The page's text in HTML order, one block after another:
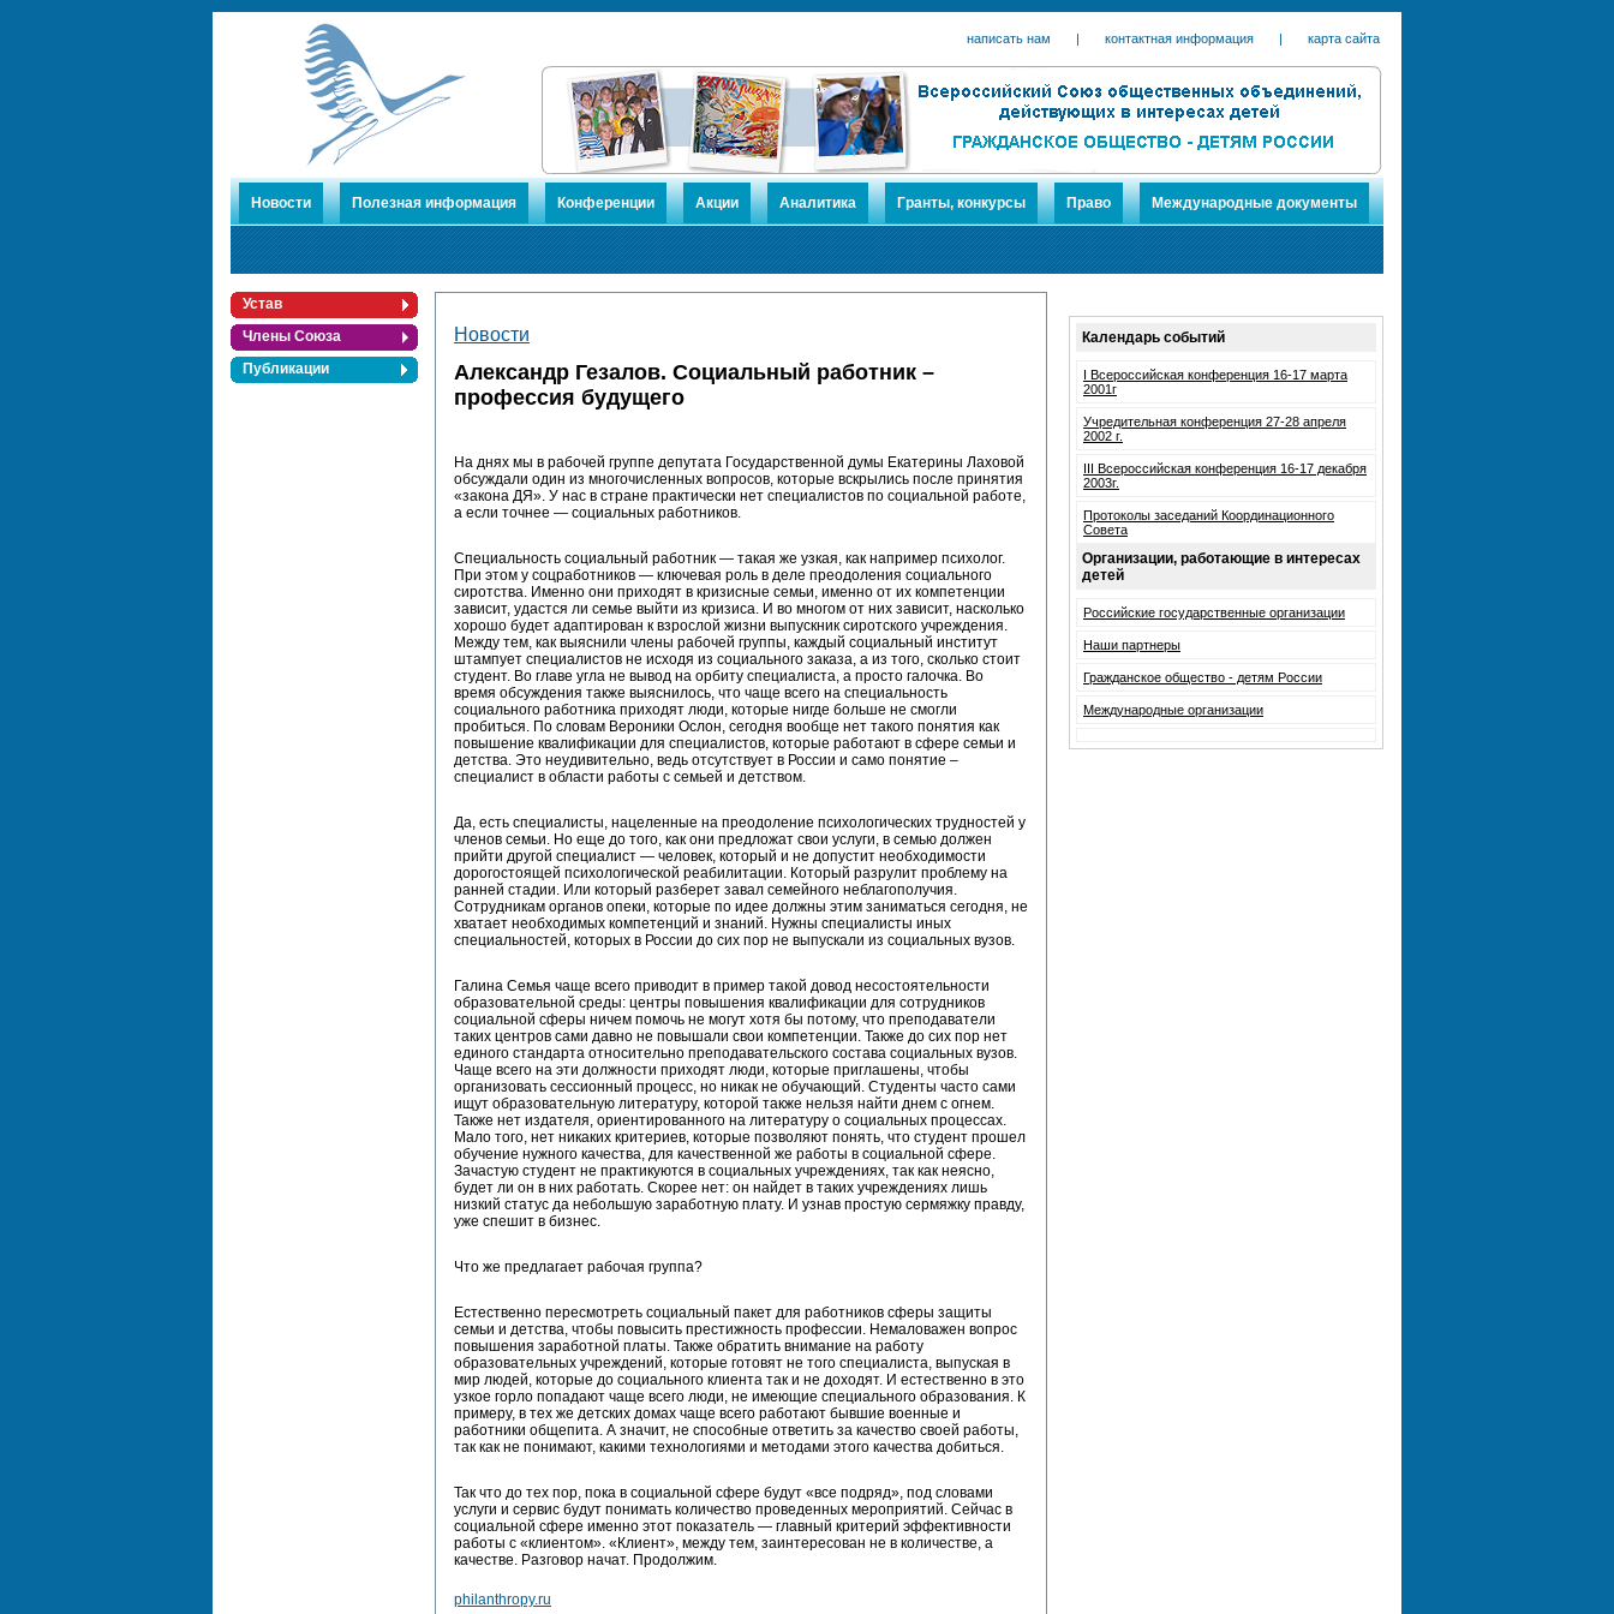
написать нам | контактная информация | карта сайта
Новости Полезная информация Конференции Акции Аналитика Гранты, конкурсы Право Международные документы
Устав
Члены Союза
Публикации
Новости
Александр Гезалов. Социальный работник –
профессия будущего
На днях мы в рабочей группе депутата Государственной думы Екатерины Лаховой
обсуждали один из многочисленных вопросов, которые вскрылись после принятия
«закона ДЯ». У нас в стране практически нет специалистов по социальной работе,
а если точнее — социальных работников.
Специальность социальный работник — такая же узкая, как например психолог.
При этом у соцработников — ключевая роль в деле преодоления социального
сиротства. Именно они приходят в кризисные семьи, именно от их компетенции
зависит, удастся ли семье выйти из кризиса. И во многом от них зависит, насколько
хорошо будет адаптирован к взрослой жизни выпускник сиротского учреждения.
Между тем, как выяснили члены рабочей группы, каждый социальный институт
штампует специалистов не исходя из социального заказа, а из того, сколько стоит
студент. Во главе угла не вывод на орбиту специалиста, а просто галочка. Во
время обсуждения также выяснилось, что чаще всего на специальность
социального работника приходят люди, которые нигде больше не смогли
пробиться. По словам Вероники Ослон, сегодня вообще нет такого понятия как
повышение квалификации для специалистов, которые работают в сфере семьи и
детства. Это неудивительно, ведь отсутствует в России и само понятие –
специалист в области работы с семьей и детством.
Да, есть специалисты, нацеленные на преодоление психологических трудностей у
членов семьи. Но еще до того, как они предложат свои услуги, в семью должен
прийти другой специалист — человек, который и не допустит необходимости
дорогостоящей психологической реабилитации. Который разрулит проблему на
ранней стадии. Или который разберет завал семейного неблагополучия.
Сотрудникам органов опеки, которые по идее должны этим заниматься сегодня, не
хватает необходимых компетенций и знаний. Нужны специалисты иных
специальностей, которых в России до сих пор не выпускали из социальных вузов.
Галина Семья чаще всего приводит в пример такой довод несостоятельности
образовательной среды: центры повышения квалификации для сотрудников
социальной сферы ничем помочь не могут хотя бы потому, что преподаватели
таких центров сами давно не повышали свои компетенции. Также до сих пор нет
единого стандарта относительно преподавательского состава социальных вузов.
Чаще всего на эти должности приходят люди, которые приглашены, чтобы
организовать сессионный процесс, но никак не обучающий. Студенты часто сами
ищут образовательную литературу, которой также нельзя найти днем с огнем.
Также нет издателя, ориентированного на литературу о социальных процессах.
Мало того, нет никаких критериев, которые позволяют понять, что студент прошел
обучение нужного качества, для качественной же работы в социальной сфере.
Зачастую студент не практикуются в социальных учреждениях, так как неясно,
будет ли он в них работать. Скорее нет: он найдет в таких учреждениях лишь
низкий статус да небольшую заработную плату. И узнав простую сермяжку правду,
уже спешит в бизнес.
Что же предлагает рабочая группа?
Естественно пересмотреть социальный пакет для работников сферы защиты
семьи и детства, чтобы повысить престижность профессии. Немаловажен вопрос
повышения заработной платы. Также обратить внимание на работу
образовательных учреждений, которые готовят не того специалиста, выпуская в
мир людей, которые до социального клиента так и не доходят. И естественно в это
узкое горло попадают чаще всего люди, не имеющие специального образования. К
примеру, в тех же детских домах чаще всего работают бывшие военные и
работники общепита. А значит, не способные ответить за качество своей работы,
так как не понимают, какими технологиями и методами этого качества добиться.
Так что до тех пор, пока в социальной сфере будут «все подряд», под словами
услуги и сервис будут понимать количество проведенных мероприятий. Сейчас в
социальной сфере именно этот показатель — главный критерий эффективности
работы с «клиентом». «Клиент», между тем, заинтересован не в количестве, а
качестве. Разговор начат. Продолжим.
philanthropy.ru
Календарь событий
I Всероссийская конференция 16-17 марта
2001г
Учредительная конференция 27-28 апреля
2002 г.
III Всероссийская конференция 16-17 декабря
2003г.
Протоколы заседаний Координационного
Совета
Организации, работающие в интересах
детей
Российские государственные организации
Наши партнеры
Гражданское общество - детям России
Международные организации